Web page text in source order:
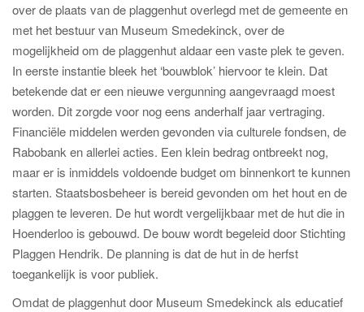
over de plaats van de plaggenhut overlegd met de gemeente en
met het bestuur van Museum Smedekinck, over de
mogelijkheid om de plaggenhut aldaar een vaste plek te geven.
In eerste instantie bleek het ‘bouwblok’ hiervoor te klein. Dat
betekende dat er een nieuwe vergunning aangevraagd moest
worden. Dit zorgde voor nog eens anderhalf jaar vertraging.
Financiële middelen werden gevonden via culturele fondsen, de
Rabobank en allerlei acties. Een klein bedrag ontbreekt nog,
maar er is inmiddels voldoende budget om binnenkort te kunnen
starten. Staatsbosbeheer is bereid gevonden om het hout en de
plaggen te leveren. De hut wordt vergelijkbaar met de hut die in
Hoenderloo is gebouwd. De bouw wordt begeleid door Stichting
Plaggen Hendrik. De planning is dat de hut in de herfst
toegankelijk is voor publiek.
Omdat de plaggenhut door Museum Smedekinck als educatief